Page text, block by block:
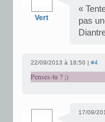
Vert
«
pas
22/09/2013 à 18:50 | #4
Penses-tu ? ;)
17/09/